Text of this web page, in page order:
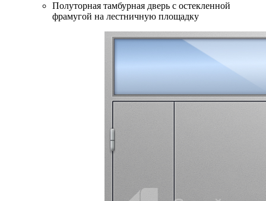
Полуторная тамбурная дверь с остекленной
фрамугой на лестничную площадку